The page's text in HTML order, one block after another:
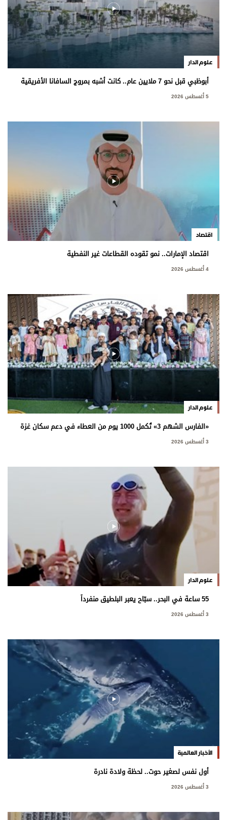
علوم الدار
أبوظبي قبل نحو 7 ملايين عام.. كانت أشبه بمروج السافانا الأفريقية
5 أغسطس 2026
اقتصاد
اقتصاد الإمارات.. نمو تقوده القطاعات غير النفطية
4 أغسطس 2026
علوم الدار
«الفارس الشهم 3» تُكمل 1000 يوم من العطاء في دعم سكان غزة
3 أغسطس 2026
علوم الدار
55 ساعة في البحر.. سبّاح يعبر البلطيق منفرداً
3 أغسطس 2026
الأخبار العالمية
أول نفس لصغير حوت.. لحظة ولادة نادرة
3 أغسطس 2026